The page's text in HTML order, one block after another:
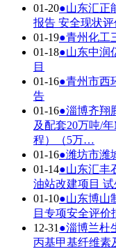
01-20●山东汇正
报告 安全现状
01-19●青州化工
01-18●山东中润
目
01-16●青州市西
告
01-16●淄博齐翔
及配套20万吨/
程）（5万…
01-16●潍坊市潍
01-14●山东汇丰
油站改建项目
01-10●山东博山
目专项安全评价
12-31 ●淄博兰杜
丙基甲基纤维素